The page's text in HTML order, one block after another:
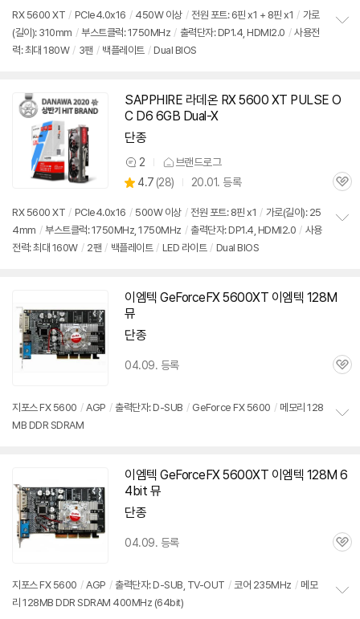
견
점
리
뷰
RX 5600 XT / PCIe4.0x16 / 450W 이상 / 전원 포트: 6핀 x1 + 8핀 x1 / 가로
(길이): 310mm / 부스트클럭: 1750MHz / 출력단자: DP1.4, HDMI2.0 / 사용전
력: 최대 180W / 3팬 / 백플레이트 / Dual BIOS
SAPPHIRE 라데온 RX 5600 XT PULSE O
C D6 6GB Dual-X
단종
상
품
견
2 브랜드로그
별
점
4.7 (상
리
뷰
28) 20.01. 등록
관
RX 5600 XT / PCIe4.0x16 / 500W 이상 / 전원 포트: 8핀 x1 / 가로(길이): 25
4mm / 부스트클럭: 1750MHz, 1750MHz / 출력단자: DP1.4, HDMI2.0 / 사용
전력: 최대 160W / 2팬 / 백플레이트 / LED 라이트 / Dual BIOS
이엠텍 GeForceFX5600XT 이엠텍 128M
뮤
단종
04.09. 등록
관
지포스 FX 5600 / AGP / 출력단자: D-SUB / GeForce FX 5600 / 메모리 128
MB DDR SDRAM
치
이엠텍 GeForceFX5600XT 이엠텍 128M 6
4bit 뮤
단종
04.09. 등록
관
지포스 FX 5600 / AGP / 출력단자: D-SUB, TV-OUT / 코어 235MHz / 메모
리 128MB DDR SDRAM 400MHz (64bit)